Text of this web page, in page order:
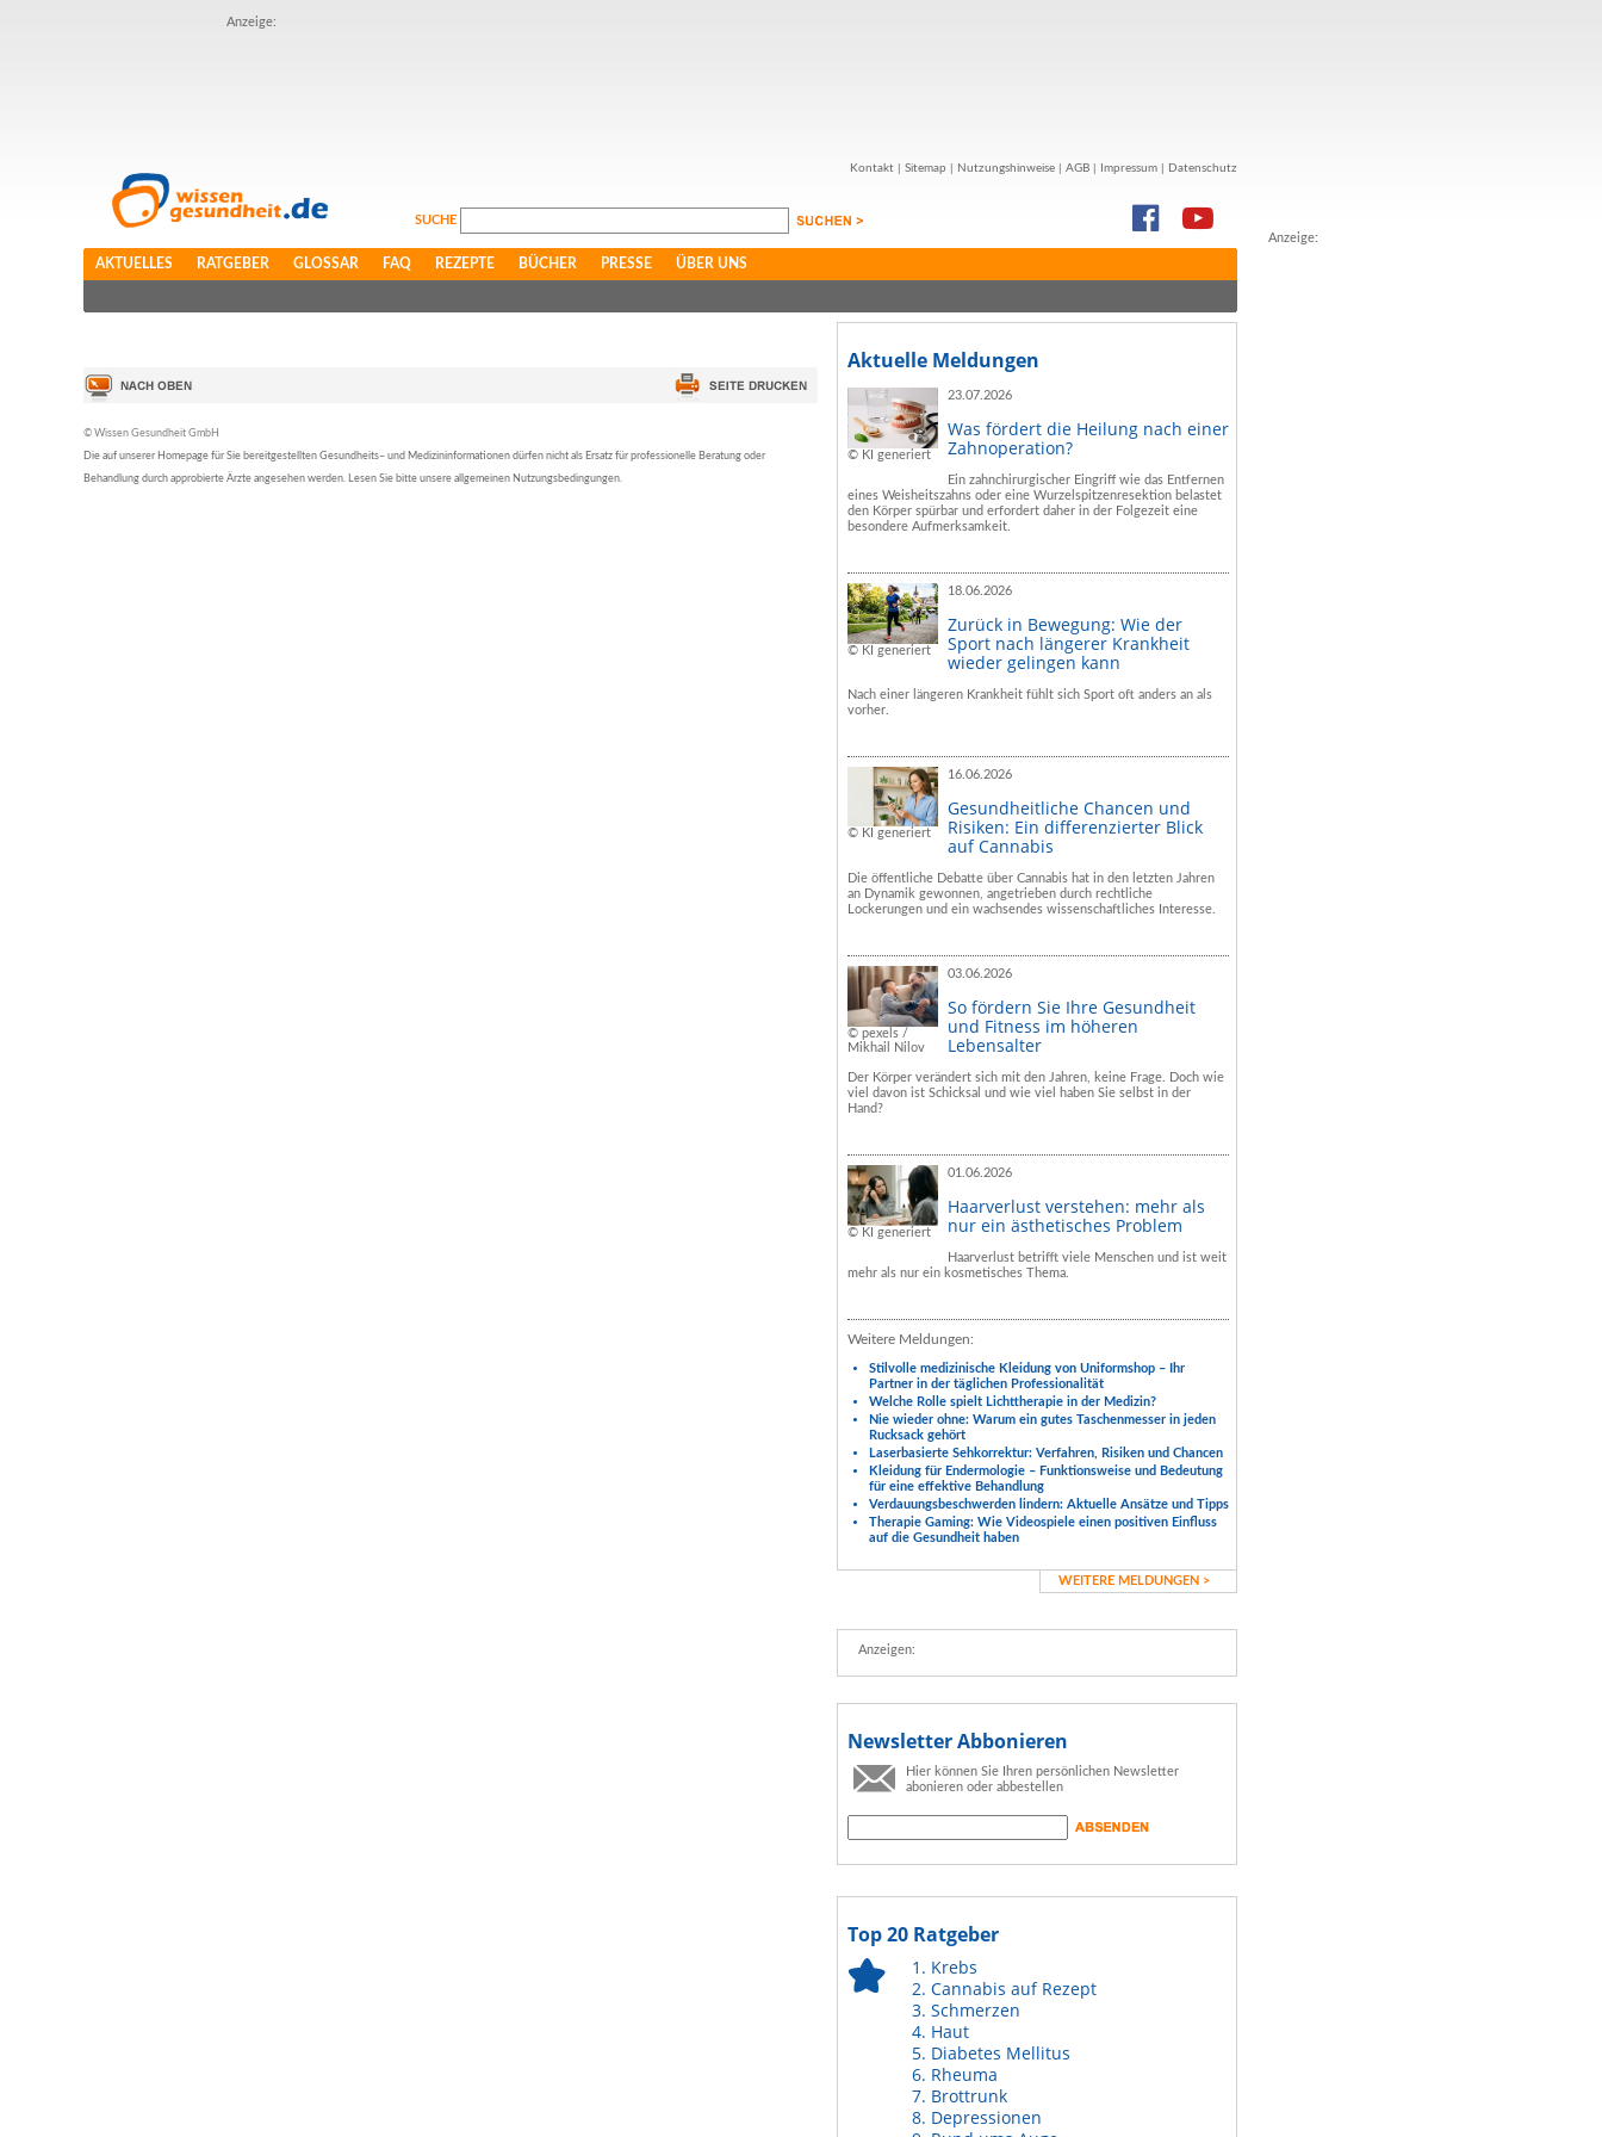
Anzeige:
Anzeige:
Kontakt Sitemap Nutzungshinweise AGB Impressum Datenschutz
SUCHE
AKTUELLES RATGEBER GLOSSAR FAQ REZEPTE BÜCHER PRESSE ÜBER UNS
© Wissen Gesundheit GmbH
Die auf unserer Homepage für Sie bereitgestellten Gesundheits– und Medizininformationen dürfen nicht als Ersatz für professionelle Beratung oder
Behandlung durch approbierte Ärzte angesehen werden. Lesen Sie bitte unsere allgemeinen Nutzungsbedingungen.
Aktuelle Meldungen
© KI generiert
23.07.2026
Was fördert die Heilung nach einer
Zahnoperation?
Ein zahnchirurgischer Eingriff wie das Entfernen
eines Weisheitszahns oder eine Wurzelspitzenresektion belastet
den Körper spürbar und erfordert daher in der Folgezeit eine
besondere Aufmerksamkeit.
© KI generiert
18.06.2026
Zurück in Bewegung: Wie der
Sport nach längerer Krankheit
wieder gelingen kann
Nach einer längeren Krankheit fühlt sich Sport oft anders an als
vorher.
© KI generiert
16.06.2026
Gesundheitliche Chancen und
Risiken: Ein differenzierter Blick
auf Cannabis
Die öffentliche Debatte über Cannabis hat in den letzten Jahren
an Dynamik gewonnen, angetrieben durch rechtliche
Lockerungen und ein wachsendes wissenschaftliches Interesse.
© pexels /
Mikhail Nilov
03.06.2026
So fördern Sie Ihre Gesundheit
und Fitness im höheren
Lebensalter
Der Körper verändert sich mit den Jahren, keine Frage. Doch wie
viel davon ist Schicksal und wie viel haben Sie selbst in der
Hand?
© KI generiert
01.06.2026
Haarverlust verstehen: mehr als
nur ein ästhetisches Problem
Haarverlust betrifft viele Menschen und ist weit
mehr als nur ein kosmetisches Thema.
Weitere Meldungen:
Stilvolle medizinische Kleidung von Uniformshop – Ihr
Partner in der täglichen Professionalität
Welche Rolle spielt Lichttherapie in der Medizin?
Nie wieder ohne: Warum ein gutes Taschenmesser in jeden
Rucksack gehört
Laserbasierte Sehkorrektur: Verfahren, Risiken und Chancen
Kleidung für Endermologie – Funktionsweise und Bedeutung
für eine effektive Behandlung
Verdauungsbeschwerden lindern: Aktuelle Ansätze und Tipps
Therapie Gaming: Wie Videospiele einen positiven Einfluss
auf die Gesundheit haben
WEITERE MELDUNGEN >
Anzeigen:
Newsletter Abbonieren
Hier können Sie Ihren persönlichen Newsletter
abonieren oder abbestellen
Top 20 Ratgeber
Krebs
Cannabis auf Rezept
Schmerzen
Haut
Diabetes Mellitus
Rheuma
Brottrunk
Depressionen